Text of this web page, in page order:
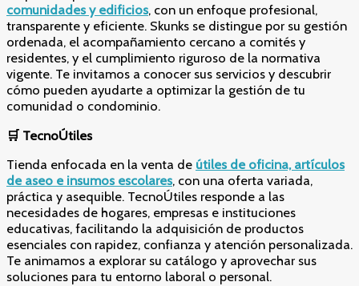
comunidades y edificios, con un enfoque profesional,
transparente y eficiente. Skunks se distingue por su gestión
ordenada, el acompañamiento cercano a comités y
residentes, y el cumplimiento riguroso de la normativa
vigente. Te invitamos a conocer sus servicios y descubrir
cómo pueden ayudarte a optimizar la gestión de tu
comunidad o condominio.
🛒 TecnoÚtiles
Tienda enfocada en la venta de útiles de oficina, artículos
de aseo e insumos escolares, con una oferta variada,
práctica y asequible. TecnoÚtiles responde a las
necesidades de hogares, empresas e instituciones
educativas, facilitando la adquisición de productos
esenciales con rapidez, confianza y atención personalizada.
Te animamos a explorar su catálogo y aprovechar sus
soluciones para tu entorno laboral o personal.